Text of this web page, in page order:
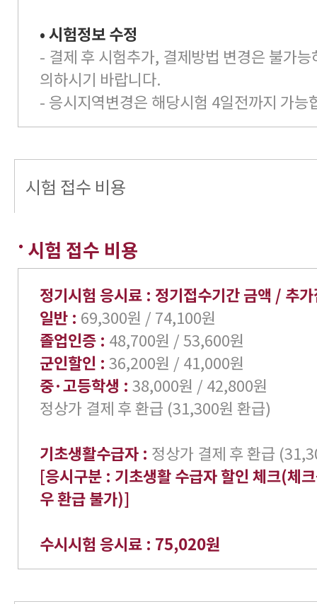
• 시험정보 수정
- 결제 후 시험추가, 결제방법 변경은 불가
의하시기 바랍니다.
- 응시지역변경은 해당시험 4일전까지 가능
시험 접수 비용
시험 접수 비용
정기시험 응시료 : 정기접수기간 금액 / 추
일반 : 69,300원 / 74,100원
졸업인증 : 48,700원 / 53,600원
군인할인 : 36,200원 / 41,000원
중·고등학생 : 38,000원 / 42,800원
정상가 결제 후 환급 (31,300원 환급)
기초생활수급자 : 정상가 결제 후 환급
[응시구분 : 기초생활 수급자 할인 체크(체
우 환급 불가)]
수시시험 응시료 : 75,020원